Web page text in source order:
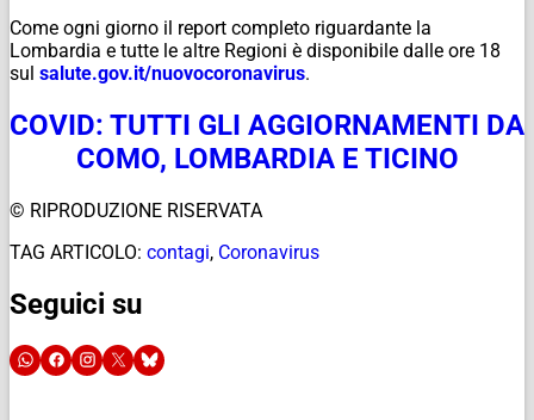
Come ogni giorno il report completo riguardante la
Lombardia e tutte le altre Regioni è disponibile dalle ore 18
sul salute.gov.it/nuovocoronavirus.
COVID: TUTTI GLI AGGIORNAMENTI DA
COMO, LOMBARDIA E TICINO
© RIPRODUZIONE RISERVATA
TAG ARTICOLO: contagi, Coronavirus
Seguici su